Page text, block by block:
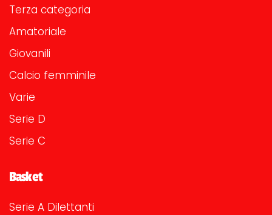
Terza categoria
Amatoriale
Giovanili
Calcio femminile
Varie
Serie D
Serie C
Basket
Serie A Dilettanti